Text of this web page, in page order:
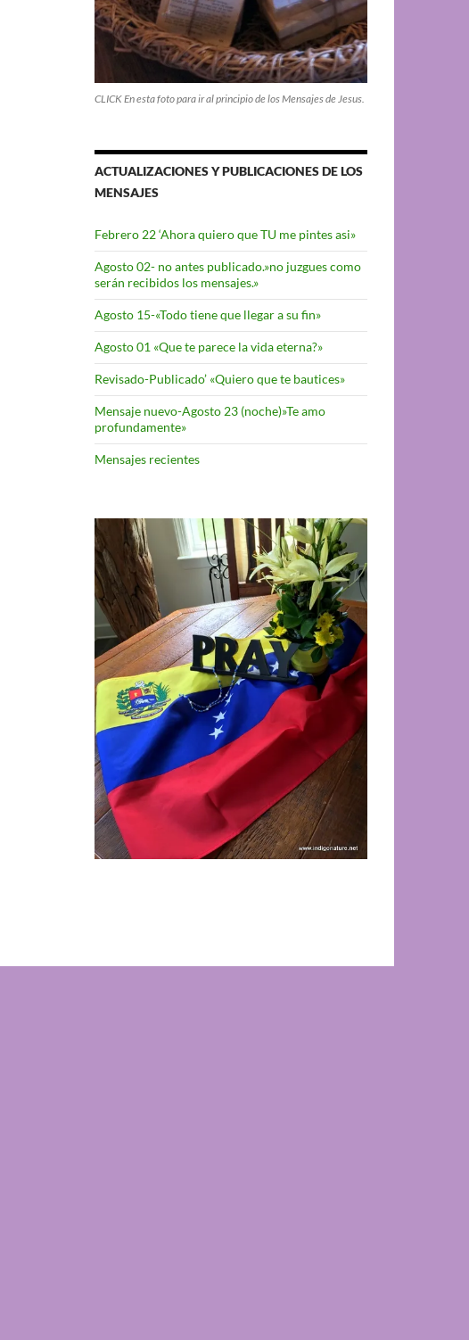
CLICK En esta foto para ir al principio de los Mensajes de Jesus.
ACTUALIZACIONES Y PUBLICACIONES DE LOS
MENSAJES
Febrero 22 ‘Ahora quiero que TU me pintes asi»
Agosto 02- no antes publicado.»no juzgues como
serán recibidos los mensajes.»
Agosto 15-«Todo tiene que llegar a su fin»
Agosto 01 «Que te parece la vida eterna?»
Revisado-Publicado’ «Quiero que te bautices»
Mensaje nuevo-Agosto 23 (noche)»Te amo
profundamente»
Mensajes recientes